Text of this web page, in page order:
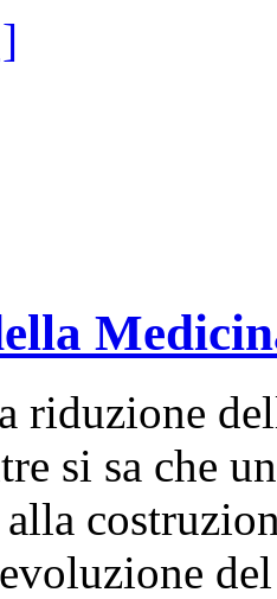
riduzione
si sa che